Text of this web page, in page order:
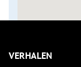
VERHALEN